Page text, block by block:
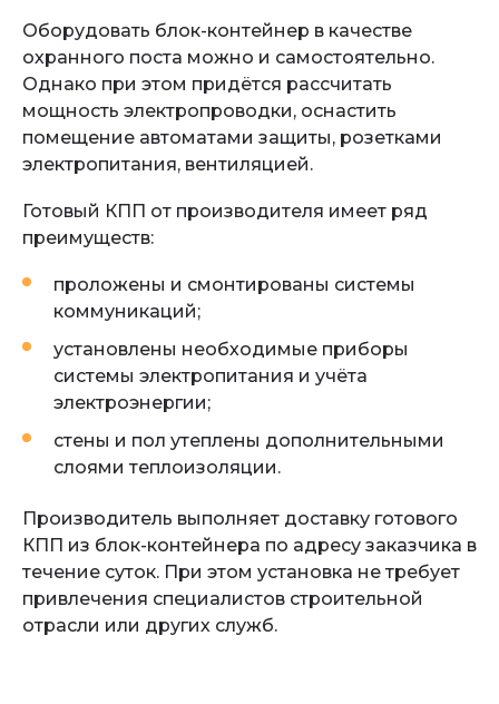
Оборудовать блок-контейнер в качестве
охранного поста можно и самостоятельно.
Однако при этом придётся рассчитать
мощность электропроводки, оснастить
помещение автоматами защиты, розетками
электропитания, вентиляцией.
Готовый КПП от производителя имеет ряд
преимуществ:
проложены и смонтированы системы
коммуникаций;
установлены необходимые приборы
системы электропитания и учёта
электроэнергии;
стены и пол утеплены дополнительными
слоями теплоизоляции.
Производитель выполняет доставку готового
КПП из блок-контейнера по адресу заказчика в
течение суток. При этом установка не требует
привлечения специалистов строительной
отрасли или других служб.